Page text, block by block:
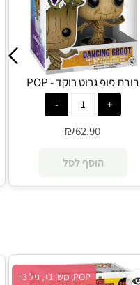
בובת פופ גרוט רוקד - POP
₪62.90
הוסף לסל
POP, מש' 1+, גיל 3+